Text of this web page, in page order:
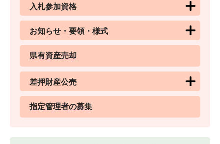
入札参加資格
お知らせ・要領・様式
県有資産売却
差押財産公売
指定管理者の募集